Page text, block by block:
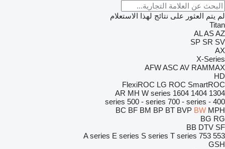
لم يتم العثور على نتائج لهذا الاستعلام
Titan
ALASAZ
SP SR SV
AX
X-Series
AFWASC AV RAMMAX
HD
FlexiROC LG ROC SmartROC
1304
1404
1604
AR MH W series
400 - series
500 - series 700 - series
BC BF BM BP BT BVP BW MPH
BG RG
BB DTV SF
553
753
A series E series S series T series
GSH